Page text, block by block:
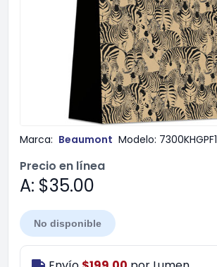
Marca: Beaumont Modelo: 7300KHGPF1
Precio en línea
A: $35.00
No disponible